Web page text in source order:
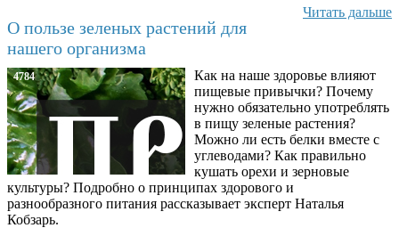
Читать дальше
О пользе зеленых растений для
нашего организма
4784
Как на наше здоровье влияют
пищевые привычки? Почему
нужно обязательно употреблять
в пищу зеленые растения?
Можно ли есть белки вместе с
углеводами? Как правильно
кушать орехи и зерновые
культуры? Подробно о принципах здорового и
разнообразного питания рассказывает эксперт Наталья
Кобзарь.